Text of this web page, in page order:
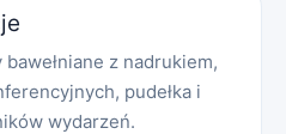
z nadrukiem,
pudełka i
wydarzeń.